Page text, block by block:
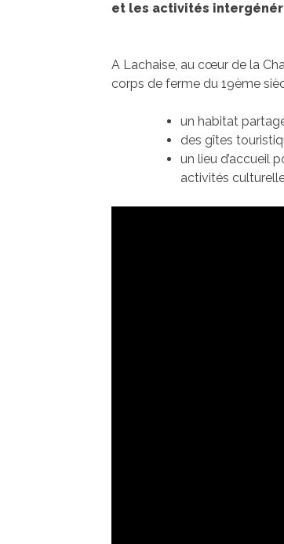
et les activités
A Lachaise, au cœur de la
corps de ferme du 19ème
un habitat
des gîtes
un lieu d’accueil
activités